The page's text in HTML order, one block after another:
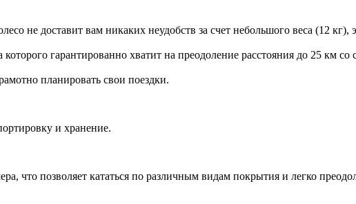
не доставит вам никаких неудобств за счет небольшого веса (12
гарантированно хватит на преодоление расстояния до 25 км со
планировать свои поездки.
и хранение.
что позволяет кататься по различным видам покрытия и легко